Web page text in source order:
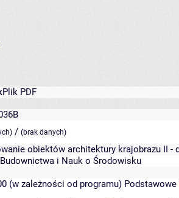
Plik PDF
/ (brak danych)
obiektów architektury krajobrazu II -
Budownictwa i Nauk o Środowisku
(w zależności od programu)